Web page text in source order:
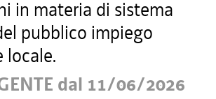
in materia di sistema
pubblico impiego
locale.
dal 11/06/2026